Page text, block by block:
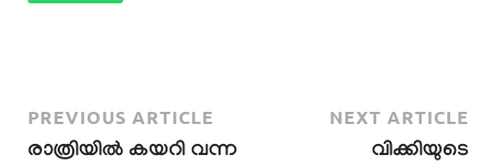
PREVIOUS ARTICLE
രാത്രിയിൽ കയറി വന്ന
NEXT ARTICLE
വിക്കിയുടെ